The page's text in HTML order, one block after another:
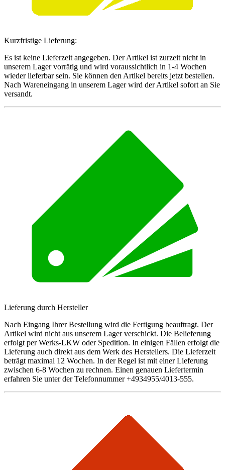
Kurzfristige Lieferung:
Es ist keine Lieferzeit angegeben. Der Artikel ist zurzeit nicht in
unserem Lager vorrätig und wird voraussichtlich in 1-4 Wochen
wieder lieferbar sein. Sie können den Artikel bereits jetzt bestellen.
Nach Wareneingang in unserem Lager wird der Artikel sofort an Sie
versandt.
Lieferung durch Hersteller
Nach Eingang Ihrer Bestellung wird die Fertigung beauftragt. Der
Artikel wird nicht aus unserem Lager verschickt. Die Belieferung
erfolgt per Werks-LKW oder Spedition. In einigen Fällen erfolgt die
Lieferung auch direkt aus dem Werk des Herstellers. Die Lieferzeit
beträgt maximal 12 Wochen. In der Regel ist mit einer Lieferung
zwischen 6-8 Wochen zu rechnen. Einen genauen Liefertermin
erfahren Sie unter der Telefonnummer +4934955/4013-555.